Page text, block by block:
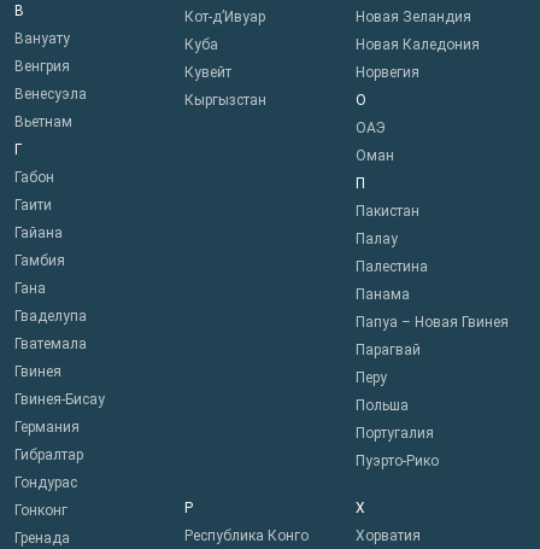
В
Вануату
Венгрия
Венесуэла
Вьетнам
Г
Габон
Гаити
Гайана
Гамбия
Гана
Гваделупа
Гватемала
Гвинея
Гвинея-Бисау
Германия
Гибралтар
Гондурас
Гонконг
Гренада
Кот-д’Ивуар
Куба
Кувейт
Кыргызстан
Новая Зеландия
Новая Каледония
Норвегия
О
ОАЭ
Оман
П
Пакистан
Палау
Палестина
Панама
Папуа – Новая Гвинея
Парагвай
Перу
Польша
Португалия
Пуэрто-Рико
Р
Республика Конго
Х
Хорватия